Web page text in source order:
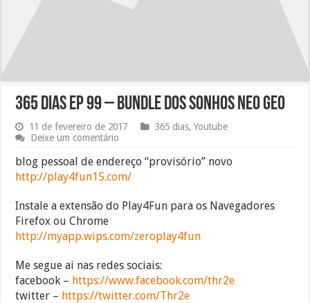
365 dias EP 99 – Bundle dos sonhos NEO GEO
11 de fevereiro de 2017 365 dias,Youtube
Deixe um comentário
blog pessoal de endereço “provisório” novo
http://play4fun15.com/
Instale a extensão do Play4Fun para os Navegadores
Firefox ou Chrome
http://myapp.wips.com/zeroplay4fun
Me segue ai nas redes sociais:
facebook – https://www.facebook.com/thr2e
twitter – https://twitter.com/Thr2e